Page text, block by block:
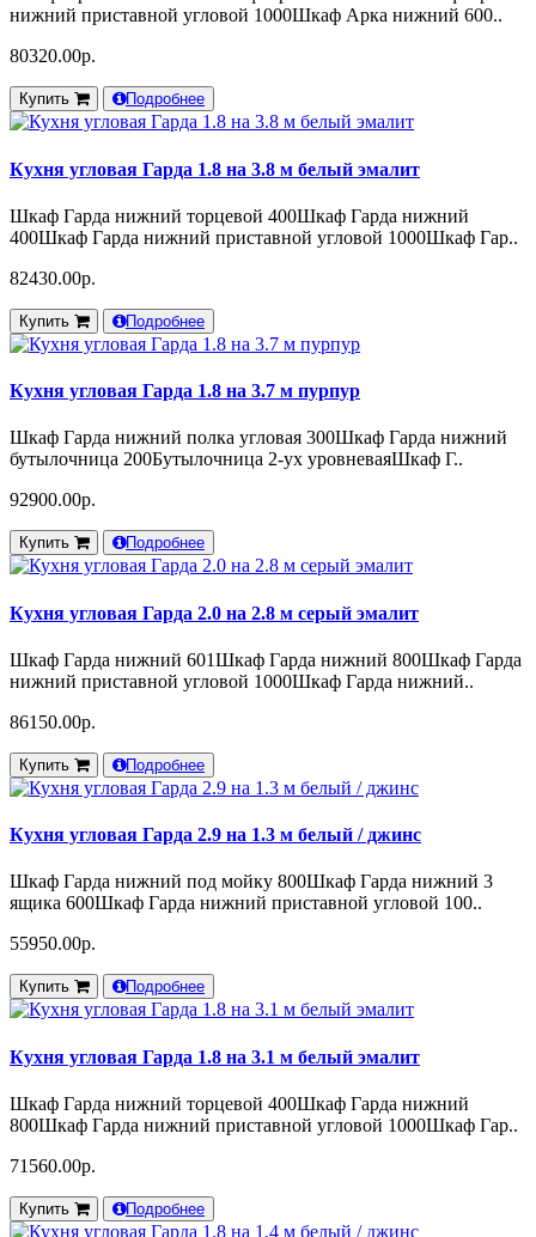
нижний приставной угловой 1000Шкаф Арка нижний 600..
80320.00р.
Купить Подробнее
Кухня угловая Гарда 1.8 на 3.8 м белый эмалит
Шкаф Гарда нижний торцевой 400Шкаф Гарда нижний
400Шкаф Гарда нижний приставной угловой 1000Шкаф Гар..
82430.00р.
Купить Подробнее
Кухня угловая Гарда 1.8 на 3.7 м пурпур
Шкаф Гарда нижний полка угловая 300Шкаф Гарда нижний
бутылочница 200Бутылочница 2-ух уровневаяШкаф Г..
92900.00р.
Купить Подробнее
Кухня угловая Гарда 2.0 на 2.8 м серый эмалит
Шкаф Гарда нижний 601Шкаф Гарда нижний 800Шкаф Гарда
нижний приставной угловой 1000Шкаф Гарда нижний..
86150.00р.
Купить Подробнее
Кухня угловая Гарда 2.9 на 1.3 м белый / джинс
Шкаф Гарда нижний под мойку 800Шкаф Гарда нижний 3
ящика 600Шкаф Гарда нижний приставной угловой 100..
55950.00р.
Купить Подробнее
Кухня угловая Гарда 1.8 на 3.1 м белый эмалит
Шкаф Гарда нижний торцевой 400Шкаф Гарда нижний
800Шкаф Гарда нижний приставной угловой 1000Шкаф Гар..
71560.00р.
Купить Подробнее